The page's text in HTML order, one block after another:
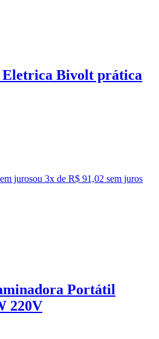
Bivolt prática
jurosou 3x de R$ 91,02 sem juros
Portátil
220V